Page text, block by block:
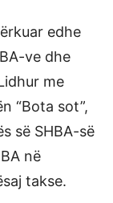
edhe
ve dhe
me
“Bota sot”,
së SHBA-së
në
takse.